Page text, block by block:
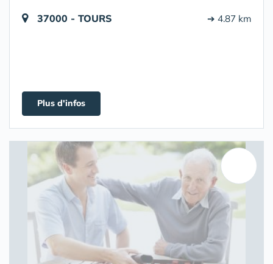
37000 - TOURS ➔ 4.87 km
Plus d'infos